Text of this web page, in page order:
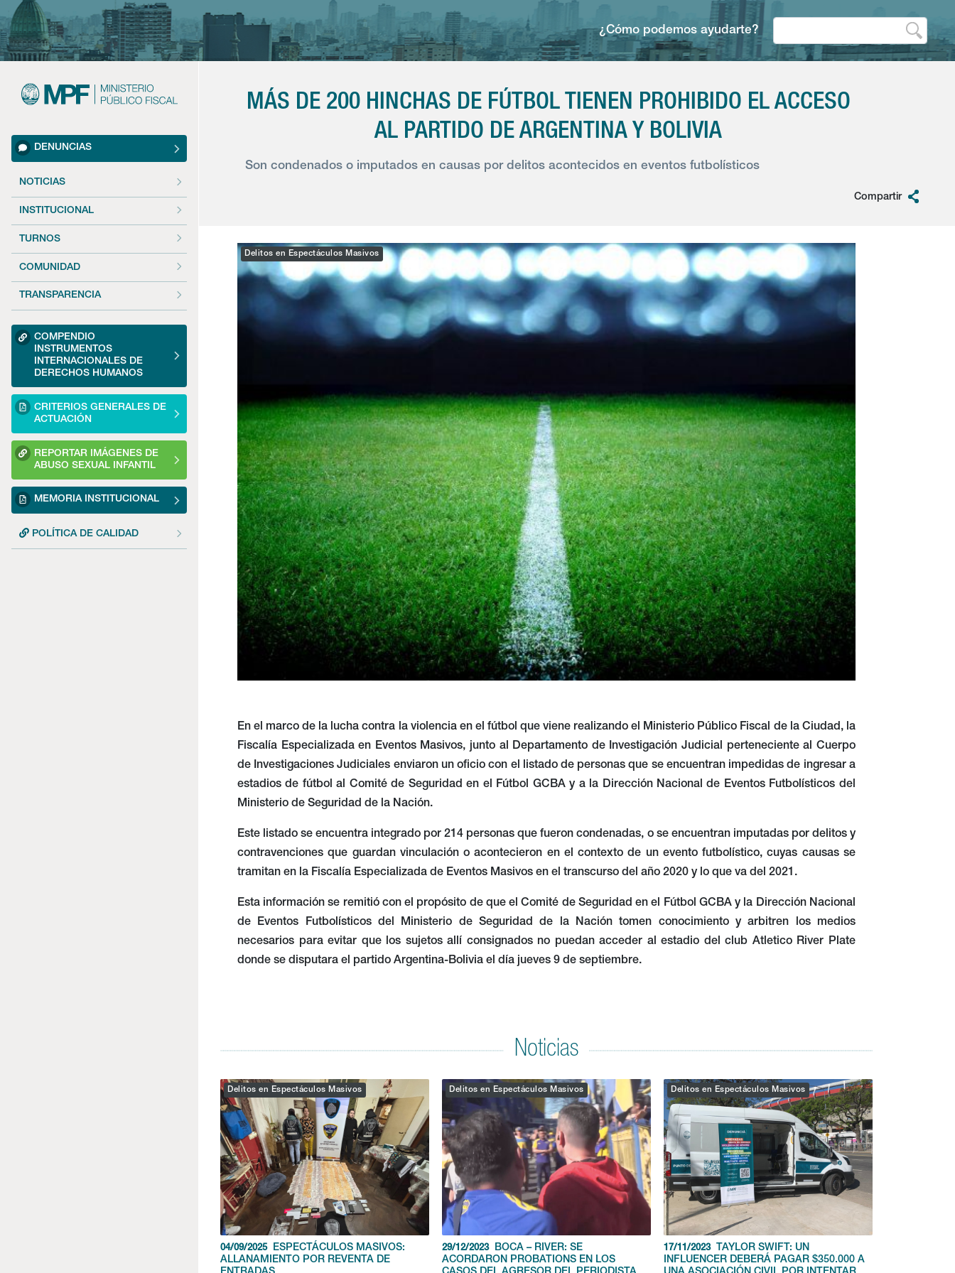
¿Cómo podemos ayudarte?
DENUNCIAS
NOTICIAS
INSTITUCIONAL
TURNOS
COMUNIDAD
TRANSPARENCIA
COMPENDIO
INSTRUMENTOS
INTERNACIONALES DE
DERECHOS HUMANOS
CRITERIOS GENERALES DE
ACTUACIÓN
REPORTAR IMÁGENES DE
ABUSO SEXUAL INFANTIL
MEMORIA INSTITUCIONAL
POLÍTICA DE CALIDAD
MÁS DE 200 HINCHAS DE FÚTBOL TIENEN PROHIBIDO EL ACCESO
AL PARTIDO DE ARGENTINA Y BOLIVIA
Son condenados o imputados en causas por delitos acontecidos en eventos futbolísticos
Compartir
Delitos en Espectáculos Masivos
En el marco de la lucha contra la violencia en el fútbol que viene realizando el Ministerio Público Fiscal de la Ciudad, la
Fiscalía Especializada en Eventos Masivos, junto al Departamento de Investigación Judicial perteneciente al Cuerpo
de Investigaciones Judiciales enviaron un oficio con el listado de personas que se encuentran impedidas de ingresar a
estadios de fútbol al Comité de Seguridad en el Fútbol GCBA y a la Dirección Nacional de Eventos Futbolísticos del
Ministerio de Seguridad de la Nación.
Este listado se encuentra integrado por 214 personas que fueron condenadas, o se encuentran imputadas por delitos y
contravenciones que guardan vinculación o acontecieron en el contexto de un evento futbolístico, cuyas causas se
tramitan en la Fiscalía Especializada de Eventos Masivos en el transcurso del año 2020 y lo que va del 2021.
Esta información se remitió con el propósito de que el Comité de Seguridad en el Fútbol GCBA y la Dirección Nacional
de Eventos Futbolísticos del Ministerio de Seguridad de la Nación tomen conocimiento y arbitren los medios
necesarios para evitar que los sujetos allí consignados no puedan acceder al estadio del club Atletico River Plate
donde se disputara el partido Argentina-Bolivia el día jueves 9 de septiembre.
Noticias
Delitos en Espectáculos Masivos
04/09/2025
ESPECTÁCULOS MASIVOS:
ALLANAMIENTO POR REVENTA DE
Delitos en Espectáculos Masivos
29/12/2023
BOCA – RIVER: SE
ACORDARON PROBATIONS EN LOS
Delitos en Espectáculos Masivos
17/11/2023
TAYLOR SWIFT: UN
INFLUENCER DEBERÁ PAGAR $350.000 A